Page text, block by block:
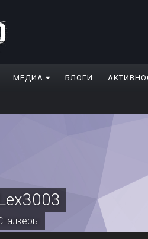
МЕДИА БЛОГИ